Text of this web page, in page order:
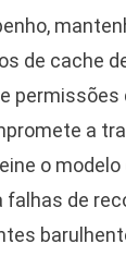
de cache
a
o modelo
falhas de